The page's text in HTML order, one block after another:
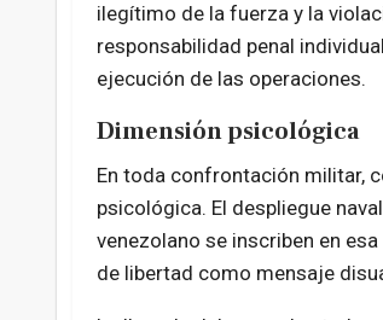
ilegítimo de la fuerza y la
responsabilidad penal
ejecución de las operaciones.
Dimensión psicológica
En toda confrontación militar,
psicológica. El despliegue
venezolano se inscriben en
de libertad como mensaje